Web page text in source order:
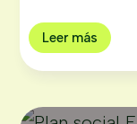
Leer más